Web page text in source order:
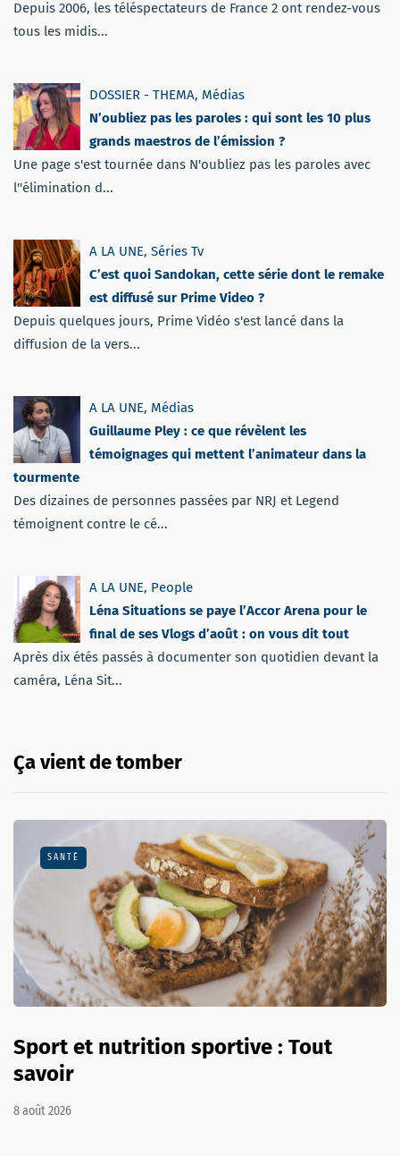
Depuis 2006, les téléspectateurs de France 2 ont rendez-vous
tous les midis...
DOSSIER - THEMA, Médias
N’oubliez pas les paroles : qui sont les 10 plus
grands maestros de l’émission ?
Une page s'est tournée dans N'oubliez pas les paroles avec
l''élimination d...
A LA UNE, Séries Tv
C’est quoi Sandokan, cette série dont le remake
est diffusé sur Prime Video ?
Depuis quelques jours, Prime Vidéo s'est lancé dans la
diffusion de la vers...
A LA UNE, Médias
Guillaume Pley : ce que révèlent les
témoignages qui mettent l’animateur dans la
tourmente
Des dizaines de personnes passées par NRJ et Legend
témoignent contre le cé...
A LA UNE, People
Léna Situations se paye l’Accor Arena pour le
final de ses Vlogs d’août : on vous dit tout
Après dix étés passés à documenter son quotidien devant la
caméra, Léna Sit...
Ça vient de tomber
SANTÉ
Sport et nutrition sportive : Tout
savoir
8 août 2026